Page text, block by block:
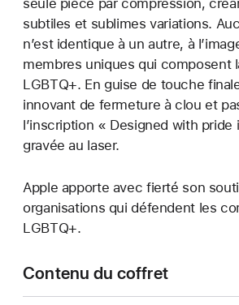
subtiles et sublimes variations.
n’est identique à un autre, à
membres uniques qui composent
LGBTQ+. En guise de touche
innovant de fermeture à clou et
l’inscription « Designed with pride
gravée au laser.
Apple apporte avec fierté son
organisations qui défendent les
LGBTQ+.
Contenu du coffret